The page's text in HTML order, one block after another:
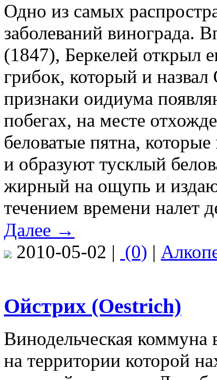
Одно из самых
заболеваний винограда.
(1847), Беркелей открыл
грибок, который и
признаки оидиума
побегах, на месте
беловатые пятна,
и образуют тусклый
жирный на ощупь и
течением времени налет
Далее →
2010-05-02 | (0) |
Ойстрих (Oestrich)
Винодельческая коммуна
на территории которой